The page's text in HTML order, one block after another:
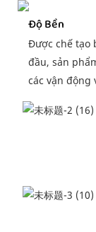
Độ Bền
Được chế tạo
đầu, sản
các vận động